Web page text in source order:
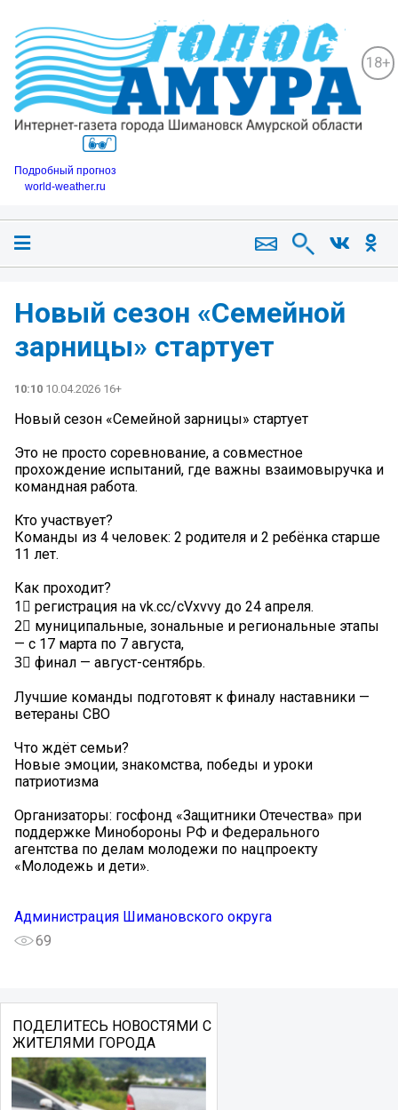
18+
Подробный прогноз
world-weather.ru
Новый сезон «Семейной
зарницы» стартует
10:10 10.04.2026 16+
Новый сезон «Семейной зарницы» стартует
Это не просто соревнование, а совместное
прохождение испытаний, где важны взаимовыручка и
командная работа.
Кто участвует?
Команды из 4 человек: 2 родителя и 2 ребёнка старше
11 лет.
Как проходит?
1⃣ регистрация на vk.cc/cVxvvy до 24 апреля.
2⃣ муниципальные, зональные и региональные этапы
— с 17 марта по 7 августа,
3⃣ финал — август-сентябрь.
Лучшие команды подготовят к финалу наставники —
ветераны СВО
Что ждёт семьи?
Новые эмоции, знакомства, победы и уроки
патриотизма
Организаторы: госфонд «Защитники Отечества» при
поддержке Минобороны РФ и Федерального
агентства по делам молодежи по нацпроекту
«Молодежь и дети».
Администрация Шимановского округа
69
ПОДЕЛИТЕСЬ НОВОСТЯМИ С
ЖИТЕЛЯМИ ГОРОДА